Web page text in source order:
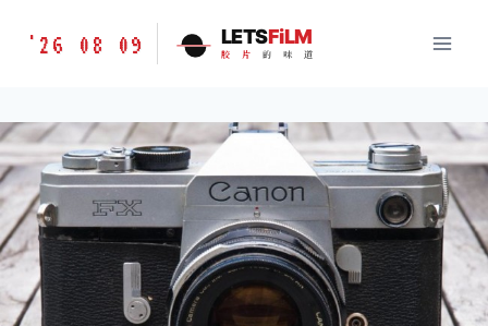
胶
味
道
LETSFILM
'26 08 09 LETSFiLM
胶 片 的 味 道